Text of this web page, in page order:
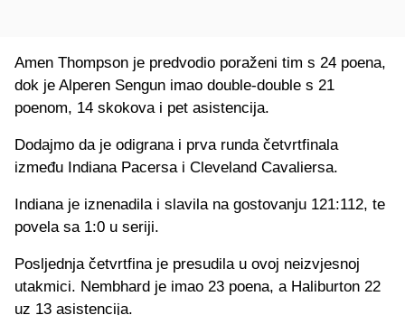
Amen Thompson je predvodio poraženi tim s 24 poena,
dok je Alperen Sengun imao double-double s 21
poenom, 14 skokova i pet asistencija.
Dodajmo da je odigrana i prva runda četvrtfinala
između Indiana Pacersa i Cleveland Cavaliersa.
Indiana je iznenadila i slavila na gostovanju 121:112, te
povela sa 1:0 u seriji.
Posljednja četvrtfina je presudila u ovoj neizvjesnoj
utakmici. Nembhard je imao 23 poena, a Haliburton 22
uz 13 asistencija.